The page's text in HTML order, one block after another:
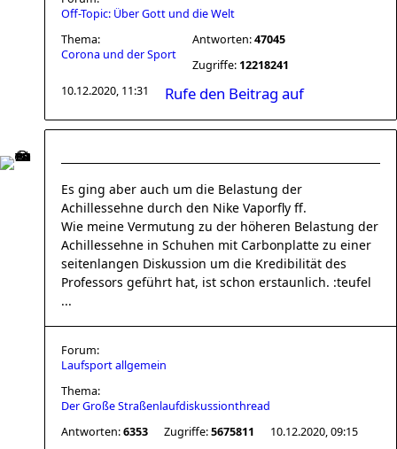
Off-Topic: Über Gott und die Welt
Thema:
Corona und der Sport
Antworten:47045
Zugriffe: 12218241
10.12.2020, 11:31
Rufe den Beitrag auf
Es ging aber auch um die Belastung der
Achillessehne durch den Nike Vaporfly ff.
Wie meine Vermutung zu der höheren Belastung der
Achillessehne in Schuhen mit Carbonplatte zu einer
seitenlangen Diskussion um die Kredibilität des
Professors geführt hat, ist schon erstaunlich. :teufel
...
Forum:
Laufsport allgemein
Thema:
Der Große Straßenlaufdiskussionthread
Antworten:6353 Zugriffe:5675811 10.12.2020, 09:15